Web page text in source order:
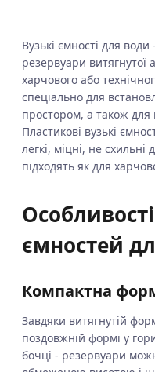
Вузькі ємності для
резервуари
харчового або
спеціально для
простором, а також для
Пластикові вузькі
легкі, міцні, не схильні
підходять як для
ємностей
Компактна
Завдяки витягнутій
поздовжній формі у
бочці - резервуари